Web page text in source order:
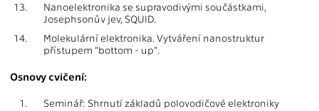
13.
Nanoelektronika se supravodivými součástkami,
Josephsonův jev, SQUID.
14.
Molekulární elektronika. Vytváření nanostruktur
přístupem "bottom - up".
Osnovy cvičení:
1.
Seminář: Shrnutí základů polovodičové elektroniky